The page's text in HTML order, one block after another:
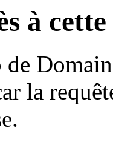
à
la